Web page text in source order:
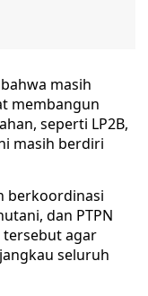
masih
membangun
seperti LP2B,
masih berdiri
berkoordinasi
dan PTPN
tersebut agar
seluruh